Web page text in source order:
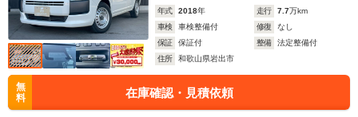
年式 2018年 走行 7.7万km
車検
車検整備付 修復
なし
保証
保証付 整備
法定整備付
住所
和歌山県岩出市
無
料
在庫確認・見積依頼